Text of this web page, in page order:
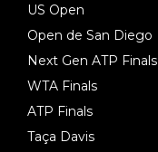
US Open
Open de San Diego
Next Gen ATP Finals
WTA Finals
ATP Finals
Taça Davis